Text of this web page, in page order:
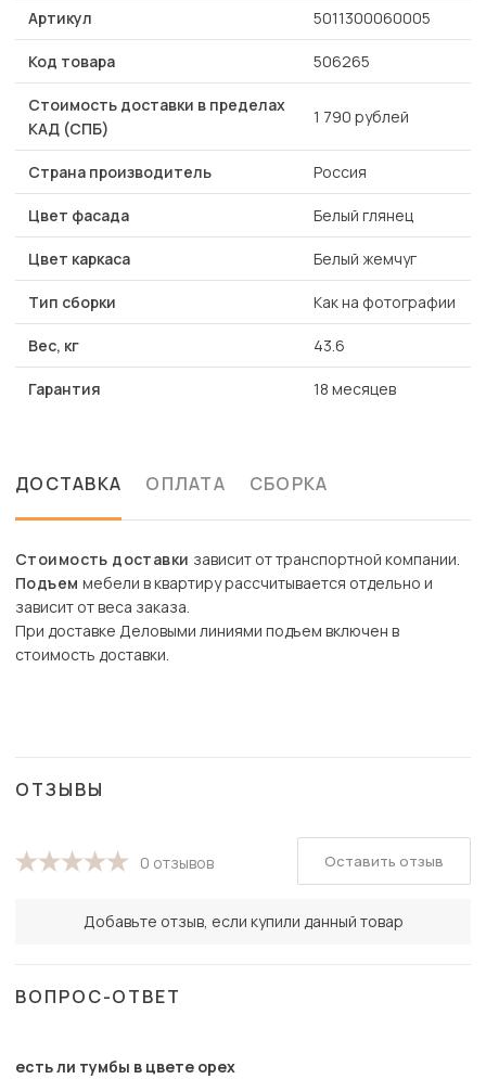
Артикул 5011300060005
Код товара 506265
Стоимость доставки в пределах
КАД (СПБ)
1 790 рублей
Страна производитель Россия
Цвет фасада Белый глянец
Цвет каркаса Белый жемчуг
Тип сборки Как на фотографии
Вес, кг 43.6
Гарантия 18 месяцев
ДОСТАВКА ОПЛАТА СБОРКА
Стоимость доставки зависит от транспортной компании.
Подъем мебели в квартиру рассчитывается отдельно и
зависит от веса заказа.
При доставке Деловыми линиями подъем включен в
стоимость доставки.
ОТЗЫВЫ
0 отзывов
Добавьте отзыв, если купили данный товар
Оставить отзыв
ВОПРОС-ОТВЕТ
есть ли тумбы в цвете орех